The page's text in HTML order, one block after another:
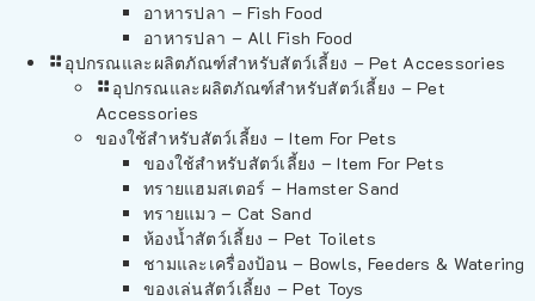
อาหารปลา – Fish Food
อาหารปลา – All Fish Food
อุปกรณและผลิตภัณฑ์สำหรับสัตว์เลี้ยง – Pet Accessories
อุปกรณและผลิตภัณฑ์สำหรับสัตว์เลี้ยง – Pet
Accessories
ของใช้สำหรับสัตว์เลี้ยง – Item For Pets
ของใช้สำหรับสัตว์เลี้ยง – Item For Pets
ทรายแฮมสเตอร์ – Hamster Sand
ทรายแมว – Cat Sand
ห้องน้ำสัตว์เลี้ยง – Pet Toilets
ชามและเครื่องป้อน – Bowls, Feeders & Watering
ของเล่นสัตว์เลี้ยง – Pet Toys